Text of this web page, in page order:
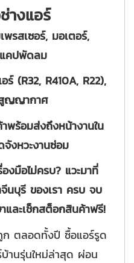
างแอร์
รสเซอร์, มอเตอร์,
คปพัดลม
ร์ (R32, R410A, R22),
สูญญากาศ
พร้อมส่งถึงหน้างานใน
งหวะงานซ่อม
งมือไม่ครบ? แวะมาที่
จีนบุรี ของเรา ครบ จบ
และเช็กสต็อกสินค้าฟรี!
ก ตลอดทั้งปี ซื้อแอร์รูด
านรุ่นใหม่ล่าสุด ผ่อน